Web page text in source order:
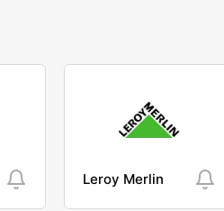
Leroy Merlin